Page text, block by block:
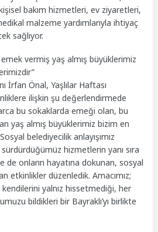
bakım hizmetleri, ev ziyaretleri,
malzeme yardımlarıyla ihtiyaç
sağlıyor.
vermiş yaş almış büyüklerimiz
İrfan Önal, Yaşlılar Haftası
ilişkin şu değerlendirmede
bu sokaklarda emeği olan, bu
yaş almış büyüklerimiz bizim en
belediyecilik anlayışımız
hizmetlerin yanı sıra
de onların hayatına dokunan, sosyal
etkinlikler düzenledik. Amacımız;
yalnız hissetmediği, her
bildikleri bir Bayraklı’yı birlikte